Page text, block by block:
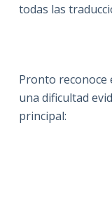
todas las
Pronto reconoce
una dificultad
principal: